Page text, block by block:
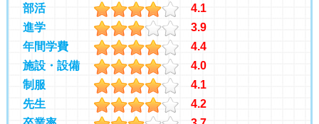
部活
4.1
進学
3.9
年間学費
4.4
施設・設備
4.0
制服
4.1
先生
4.2